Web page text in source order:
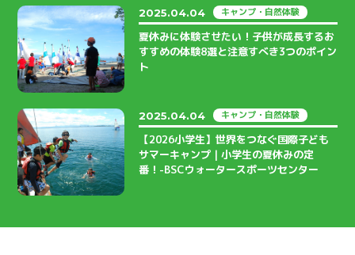
2025.04.04 キャンプ・自然体験
夏休みに体験させたい！子供が成長するお
すすめの体験8選と注意すべき3つのポイン
ト
2025.04.04 キャンプ・自然体験
【2026小学生】世界をつなぐ国際子ども
サマーキャンプ｜小学生の夏休みの定
番！-BSCウォータースポーツセンター